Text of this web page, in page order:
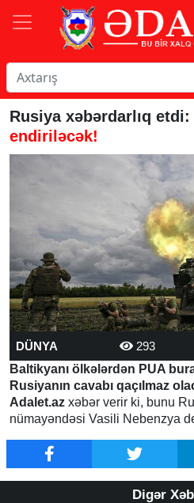
Rusiya xəbərdarlıq etdi:
endiriləcək!
DÜNYA 293
Baltikyanı ölkələrdən PUA
Rusiyanın cavabı qaçılmaz
Adalet.az xəbər verir ki, bunu
nümayəndəsi Vasili Nebenzya
Digər